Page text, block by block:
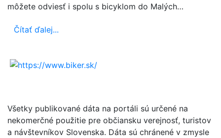
môžete odviesť i spolu s bicyklom do Malých…
Čítať ďalej...
Všetky publikované dáta na portáli sú určené na
nekomerčné použitie pre občiansku verejnosť, turistov
a návštevníkov Slovenska. Dáta sú chránené v zmysle